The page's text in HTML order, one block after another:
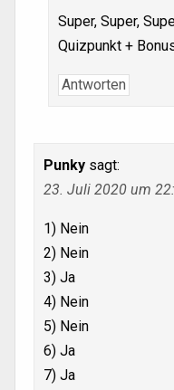
Super, Super,
Quizpunkt +
Antworten
Punky sagt:
23. Juli 2020 um
1) Nein
2) Nein
3) Ja
4) Nein
5) Nein
6) Ja
7) Ja